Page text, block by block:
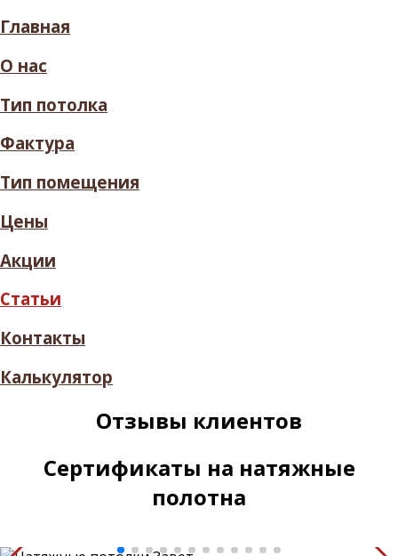
Главная
О нас
Тип потолка
Фактура
Тип помещения
Цены
Акции
Статьи
Контакты
Калькулятор
Отзывы клиентов
Сертификаты на натяжные
полотна